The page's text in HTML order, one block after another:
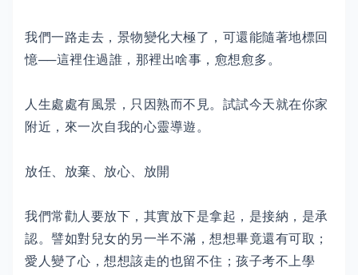
我們一路走去，景物變化大極了，可還能隨著地標回
憶──這裡住過誰，那裡出啥事，愈想愈多。
人生處處有風景，只因熟而不見。試試今天就在你家
附近，來一次自我的心靈導遊。
放任、放棄、放心、放開
我們常勸人要放下，其實放下是拿起，是接納，是承
認。譬如對兒女的另一半不滿，想想畢竟還有可取；
愛人變了心，想想該走的也留不住；孩子考不上學